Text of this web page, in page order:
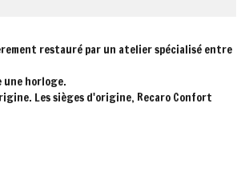
restauré par un atelier spécialisé entre
une horloge.
Les sièges d'origine, Recaro Confort